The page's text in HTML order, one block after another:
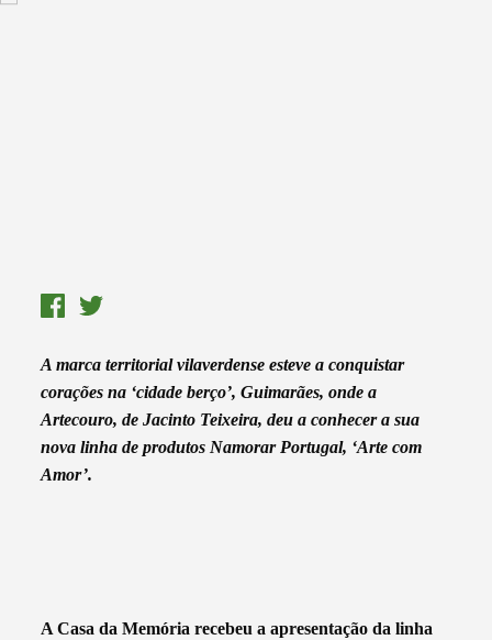
A marca territorial vilaverdense esteve a conquistar
corações na ‘cidade berço’, Guimarães, onde a
Artecouro, de Jacinto Teixeira, deu a conhecer a sua
nova linha de produtos Namorar Portugal, ‘Arte com
Amor’.
A Casa da Memória recebeu a apresentação da linha